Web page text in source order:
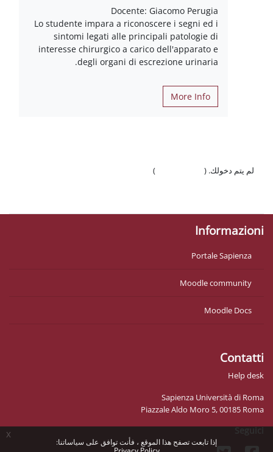
إذا تابعت تصفح هذا الموقع ، فأنت توافق على سياساتنا:
x
Docente: Giacomo Perugia
Lo studente impara a riconoscere i segni ed i
sintomi legati alle principali patologie di
interesse chirurgico a carico dell'apparato e
degli organi di escrezione urinaria.
More Info
لم يتم دخولك. (
)
Informazioni
Portale Sapienza
Moodle community
Moodle Docs
Contatti
Help desk
Sapienza Università di Roma
Piazzale Aldo Moro 5, 00185 Roma
Seguici